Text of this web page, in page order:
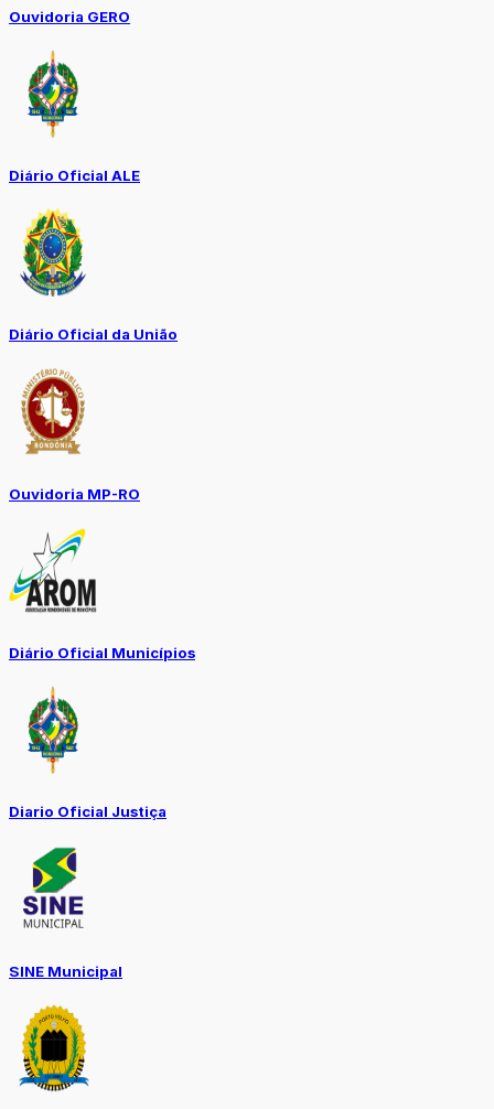
Ouvidoria GERO
Diário Oficial ALE
Diário Oficial da União
Ouvidoria MP-RO
Diário Oficial Municípios
Diario Oficial Justiça
SINE Municipal